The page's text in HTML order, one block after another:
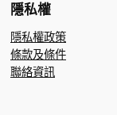
隱私權
隱私權政策
條款及條件
聯絡資訊